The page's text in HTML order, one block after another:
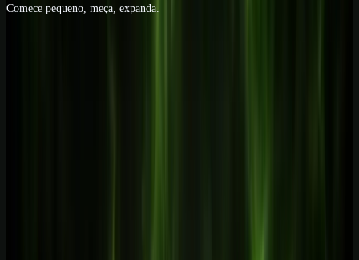
Comece pequeno, meça, expanda.